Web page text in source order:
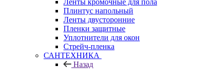
Ленты кромочные для пола
Плинтус напольный
Ленты двусторонние
Пленки защитные
Уплотнители для окон
Стрейч-пленка
САНТЕХНИКА
Назад